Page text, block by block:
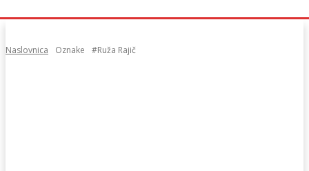
Naslovnica Oznake #Ruža Rajič